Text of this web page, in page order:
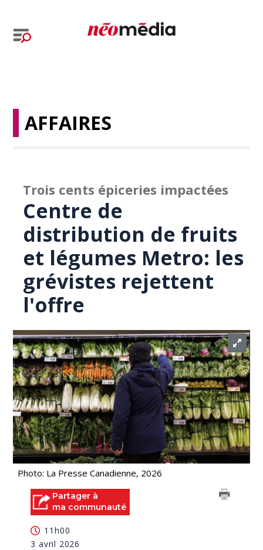
AFFAIRES
Trois cents épiceries impactées
Centre de
distribution de fruits
et légumes Metro: les
grévistes rejettent
l'offre
Photo: La Presse Canadienne, 2026
Partager à
ma communauté
11h00
3 avril 2026